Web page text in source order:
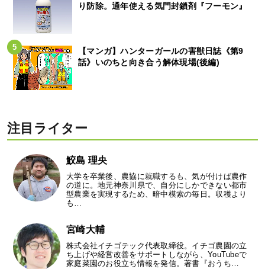
り防除。通年使える気門封鎖剤『フーモン』
【マンガ】ハンターガールの害獣日誌《第9
話》いのちと向き合う解体現場(後編)
注目ライター
鮫島 理央
大学を卒業後、農協に就職するも、気が付けば農作
の道に。地元神奈川県で、自分にしかできない都市
型農業を実現するため、暗中模索の毎日。収穫より
も…
宮崎大輔
株式会社イチゴテック代表取締役。イチゴ農園の立
ち上げや経営改善をサポートしながら、YouTubeで
家庭菜園のお役立ち情報を発信。著書『おうち…